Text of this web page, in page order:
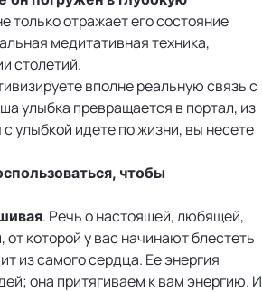
только отражает его состояние
медитативная техника,
столетий.
вполне реальную связь с
улыбка превращается в портал, из
улыбкой идете по жизни, вы несете
чтобы
. Речь о настоящей, любящей,
которой у вас начинают блестеть
из самого сердца. Ее энергия
она притягиваем к вам энергию. И